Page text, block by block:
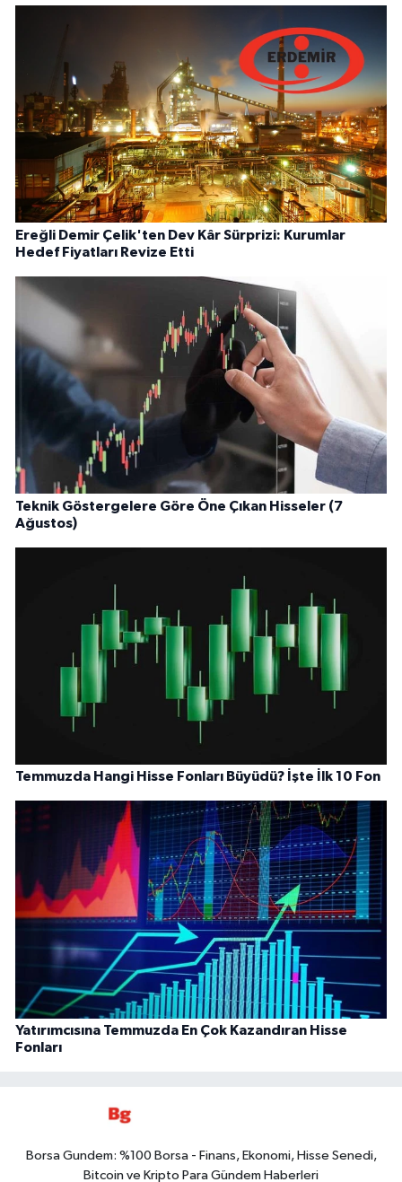
Ereğli Demir Çelik'ten Dev Kâr Sürprizi: Kurumlar
Hedef Fiyatları Revize Etti
Teknik Göstergelere Göre Öne Çıkan Hisseler (7
Ağustos)
Temmuzda Hangi Hisse Fonları Büyüdü? İşte İlk 10 Fon
Yatırımcısına Temmuzda En Çok Kazandıran Hisse
Fonları
Borsa Gundem: %100 Borsa - Finans, Ekonomi, Hisse Senedi,
Bitcoin ve Kripto Para Gündem Haberleri